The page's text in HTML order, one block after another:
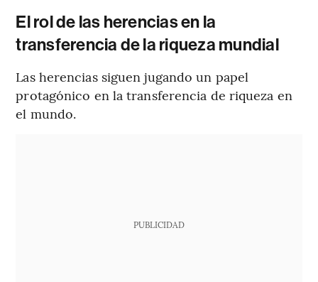
El rol de las herencias en la
transferencia de la riqueza mundial
Las herencias siguen jugando un papel
protagónico en la transferencia de riqueza en
el mundo.
PUBLICIDAD